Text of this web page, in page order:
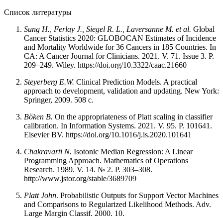
Список литературы
Sung H., Ferlay J., Siegel R. L., Laversanne M. et al. Global
Cancer Statistics 2020: GLOBOCAN Estimates of Incidence
and Mortality Worldwide for 36 Cancers in 185 Countries. In
CA: A Cancer Journal for Clinicians. 2021. V. 71. Issue 3. P.
209–249. Wiley. https://doi.org/10.3322/caac.21660
Steyerberg E.W. Clinical Prediction Models. A practical
approach to development, validation and updating. New York:
Springer, 2009. 508 c.
Böken B. On the appropriateness of Platt scaling in classifier
calibration. In Information Systems. 2021. V. 95. P. 101641.
Elsevier BV. https://doi.org/10.1016/j.is.2020.101641
Chakravarti N. Isotonic Median Regression: A Linear
Programming Approach. Mathematics of Operations
Research. 1989. V. 14. № 2. P. 303–308.
http://www.jstor.org/stable/3689709
Platt John. Probabilistic Outputs for Support Vector Machines
and Comparisons to Regularized Likelihood Methods. Adv.
Large Margin Classif. 2000. 10.